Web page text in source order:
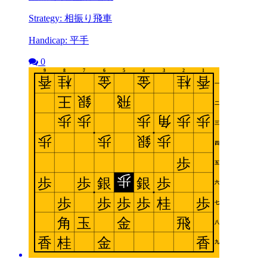
Strategy: 相振り飛車
Handicap: 平手
0